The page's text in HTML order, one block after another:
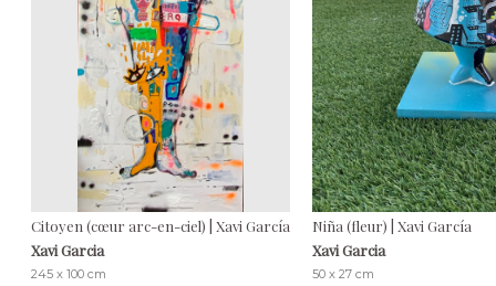
Citoyen (cœur arc-en-ciel) | Xavi García
Xavi Garcia
245 x 100 cm
Niña (fleur) | Xavi García
Xavi Garcia
50 x 27 cm